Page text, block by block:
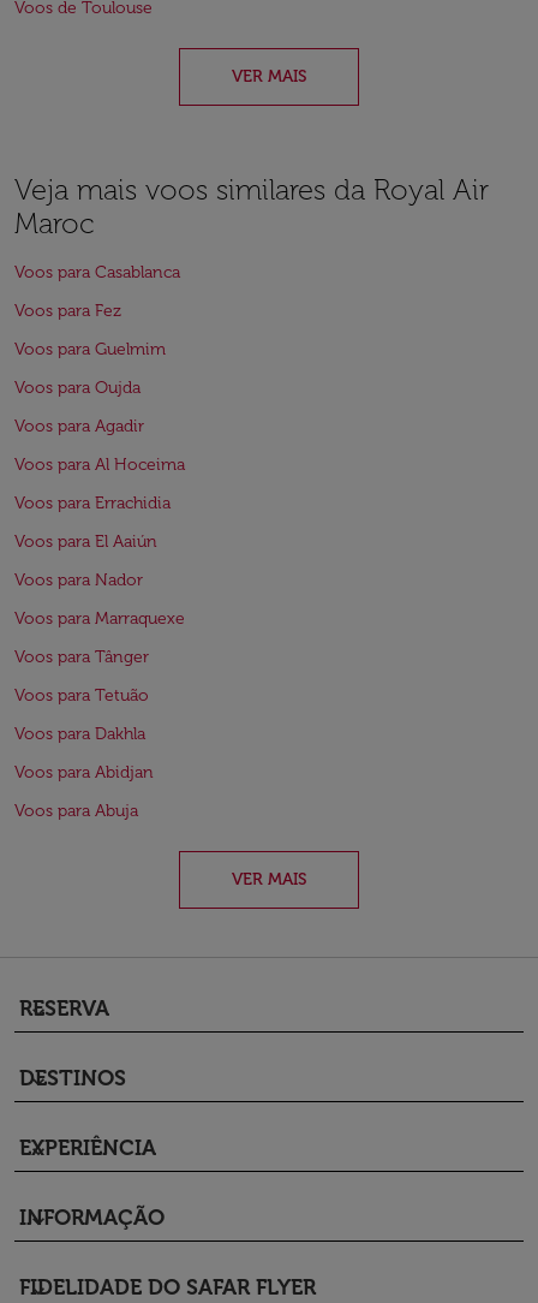
Voos de Toulouse
VER MAIS
Veja mais voos similares da Royal Air
Maroc
Voos para Casablanca
Voos para Fez
Voos para Guelmim
Voos para Oujda
Voos para Agadir
Voos para Al Hoceima
Voos para Errachidia
Voos para El Aaiún
Voos para Nador
Voos para Marraquexe
Voos para Tânger
Voos para Tetuão
Voos para Dakhla
Voos para Abidjan
Voos para Abuja
VER MAIS
RESERVA
keyboard_arrow_down
DESTINOS
keyboard_arrow_down
EXPERIÊNCIA
keyboard_arrow_down
INFORMAÇÃO
keyboard_arrow_down
FIDELIDADE DO SAFAR FLYER
keyboard_arrow_down